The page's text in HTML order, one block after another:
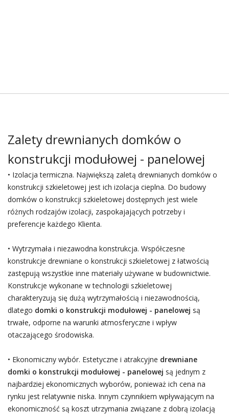
Zalety drewnianych domków o
konstrukcji modułowej - panelowej
• Izolacja termiczna. Największą zaletą drewnianych domków o
konstrukcji szkieletowej jest ich izolacja cieplna. Do budowy
domków o konstrukcji szkieletowej dostępnych jest wiele
różnych rodzajów izolacji, zaspokajających potrzeby i
preferencje każdego Klienta.
• Wytrzymała i niezawodna konstrukcja. Współczesne
konstrukcje drewniane o konstrukcji szkieletowej z łatwością
zastępują wszystkie inne materiały używane w budownictwie.
Konstrukcje wykonane w technologii szkieletowej
charakteryzują się dużą wytrzymałością i niezawodnością,
dlatego domki o konstrukcji modułowej - panelowej są
trwałe, odporne na warunki atmosferyczne i wpływ
otaczającego środowiska.
• Ekonomiczny wybór. Estetyczne i atrakcyjne drewniane
domki o konstrukcji modułowej - panelowej są jednym z
najbardziej ekonomicznych wyborów, ponieważ ich cena na
rynku jest relatywnie niska. Innym czynnikiem wpływającym na
ekonomiczność są koszt utrzymania związane z dobrą izolacją